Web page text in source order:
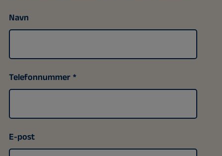
Navn
Telefonnummer
E-post